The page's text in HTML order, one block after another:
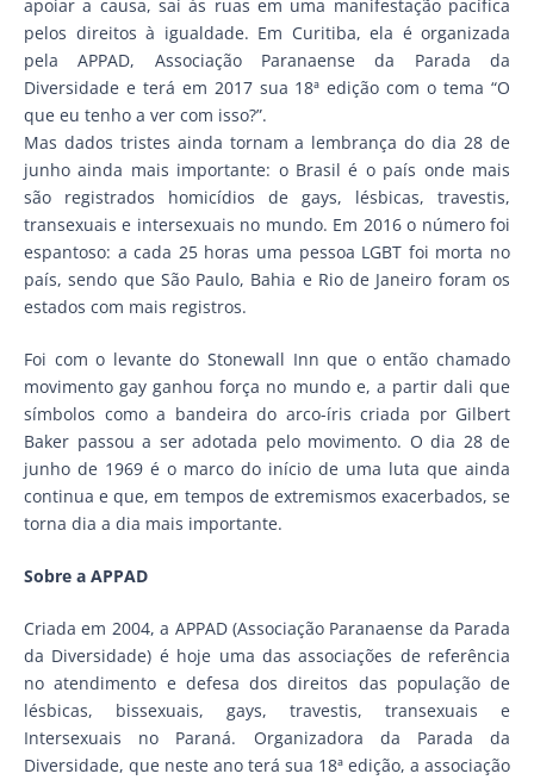
apoiar a causa, sai às ruas em uma manifestação pacífica
pelos direitos à igualdade. Em Curitiba, ela é organizada
pela APPAD, Associação Paranaense da Parada da
Diversidade e terá em 2017 sua 18ª edição com o tema “O
que eu tenho a ver com isso?”.
Mas dados tristes ainda tornam a lembrança do dia 28 de
junho ainda mais importante: o Brasil é o país onde mais
são registrados homicídios de gays, lésbicas, travestis,
transexuais e intersexuais no mundo. Em 2016 o número foi
espantoso: a cada 25 horas uma pessoa LGBT foi morta no
país, sendo que São Paulo, Bahia e Rio de Janeiro foram os
estados com mais registros.
Foi com o levante do Stonewall Inn que o então chamado
movimento gay ganhou força no mundo e, a partir dali que
símbolos como a bandeira do arco-íris criada por Gilbert
Baker passou a ser adotada pelo movimento. O dia 28 de
junho de 1969 é o marco do início de uma luta que ainda
continua e que, em tempos de extremismos exacerbados, se
torna dia a dia mais importante.
Sobre a APPAD
Criada em 2004, a APPAD (Associação Paranaense da Parada
da Diversidade) é hoje uma das associações de referência
no atendimento e defesa dos direitos das população de
lésbicas, bissexuais, gays, travestis, transexuais e
Intersexuais no Paraná. Organizadora da Parada da
Diversidade, que neste ano terá sua 18ª edição, a associação